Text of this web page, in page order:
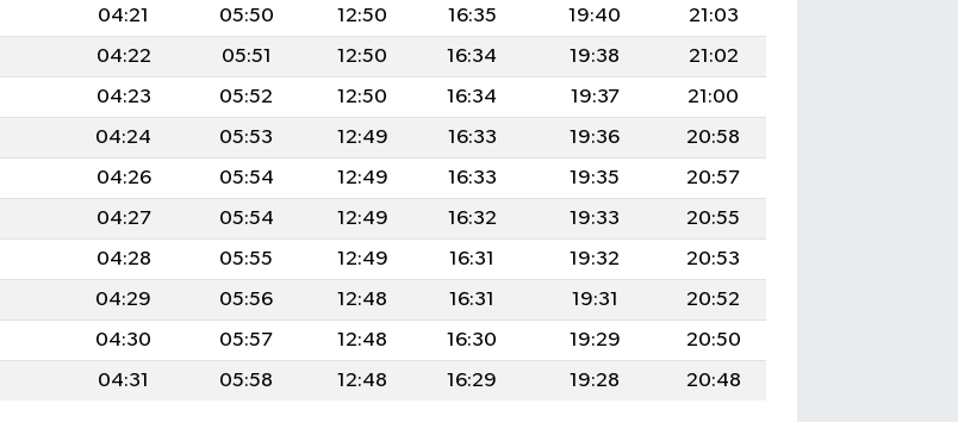
04:21 05:50 12:50 16:35 19:40
21:03
04:22 05:51 12:50 16:34 19:38
21:02
04:23 05:52 12:50 16:34 19:37
21:00
04:24 05:53 12:49 16:33 19:36
20:58
04:26 05:54 12:49 16:33 19:35
20:57
04:27 05:54 12:49 16:32 19:33
20:55
04:28 05:55 12:49 16:31 19:32
20:53
04:29 05:56 12:48 16:31 19:31
20:52
04:30 05:57 12:48 16:30 19:29
20:50
04:31 05:58 12:48 16:29 19:28 20:48